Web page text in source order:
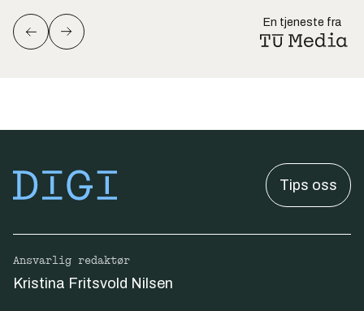
En tjeneste fra
Tips oss
Ansvarlig redaktør
Kristina Fritsvold Nilsen